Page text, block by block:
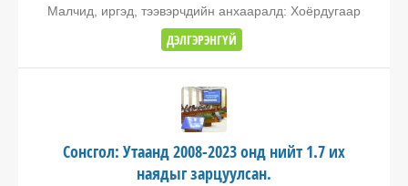
Малчид, иргэд, тээвэрчдийн анхааралд: Хоёрдугаар
ДЭЛГЭРЭНГҮЙ
Сонсгол: Утаанд 2008-2023 онд нийт 1.7 их
наядыг зарцуулсан.